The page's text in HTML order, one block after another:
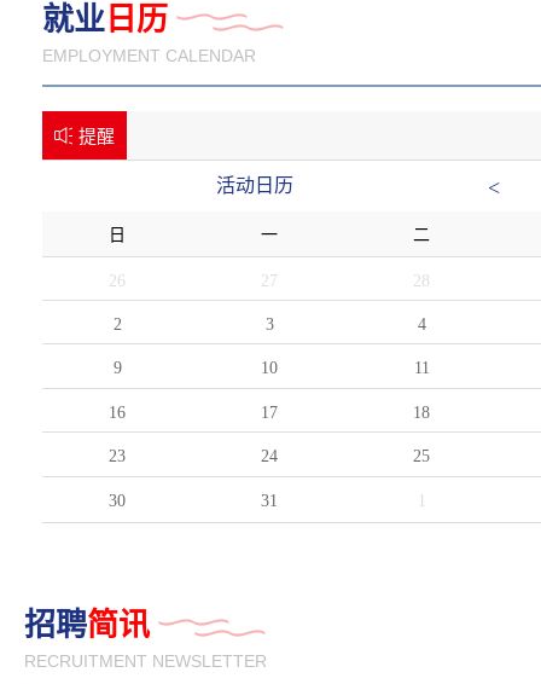
就业日历
EMPLOYMENT CALENDAR
提醒
活动日历 <
日 一 二
26 27 28
2 3 4
9 10 11
16 17 18
23 24 25
30 31 1
招聘简讯
RECRUITMENT NEWSLETTER